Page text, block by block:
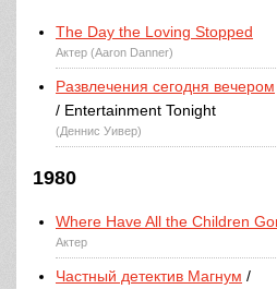
The Day the Loving Stopped
Актер (Aaron Danner)
Развлечения сегодня вечером
/ Entertainment Tonight
(Деннис Уивер)
1980
Where Have All the Children
Актер
Частный детектив Магнум /